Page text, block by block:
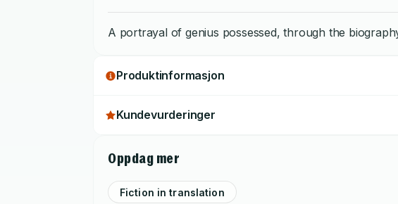
A portrayal of genius possessed, through the
Produktinformasjon
Kundevurderinger
Oppdag mer
Fiction in translation